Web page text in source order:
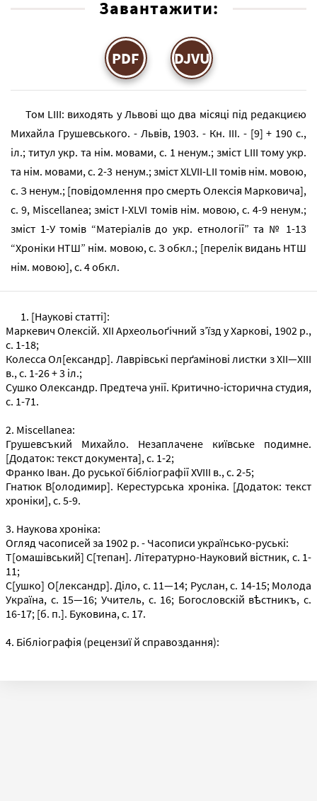
Завантажити:
PDF DJVU
Том LIII: виходять у Львові що два місяці під редакциєю
Михайла Грушевського. - Львів, 1903. - Кн. III. - [9] + 190 с.,
іл.; титул укр. та нім. мовами, с. 1 ненум.; зміст LIII тому укр.
та нім. мовами, с. 2-3 ненум.; зміст XLVII-LII томів нім. мовою,
с. З ненум.; [повідомлення про смерть Олексія Марковича],
с. 9, Miscellanea; зміст I-XLVI томів нім. мовою, с. 4-9 ненум.;
зміст 1-У томів “Матеріалів до укр. етнології” та № 1-13
“Хроніки НТШ” нім. мовою, с. З обкл.; [перелік видань НТШ
нім. мовою], с. 4 обкл.
1. [Наукові статті]:
Маркевич Олексій. XII Археольоґічний з’їзд у Харкові, 1902 р.,
с. 1-18;
Колесса Ол[ександр]. Лаврівські перґамінові листки з XII—XIII
в., с. 1-26 + 3 іл.;
Сушко Олександр. Предтеча унії. Критично-історична студия,
с. 1-71.
2. Miscellanea:
Грушевсъкий Михайло. Незаплачене київське подимне.
[Додаток: текст документа], с. 1-2;
Франко Іван. До руської бібліографії XVIII в., с. 2-5;
Гнатюк В[олодимир]. Керестурська хроніка. [Додаток: текст
хроніки], с. 5-9.
3. Наукова хроніка:
Огляд часописей за 1902 р. - Часописи українсько-руські:
Т[омашівський] С[тепан]. Літературно-Науковий вістник, с. 1-
11;
С[ушко] О[лександр]. Діло, с. 11—14; Руслан, с. 14-15; Молода
Україна, с. 15—16; Учитель, с. 16; Богословскій вѣстникъ, с.
16-17; [б. п.]. Буковина, с. 17.
4. Бібліографія (рецензиї й справоздання):